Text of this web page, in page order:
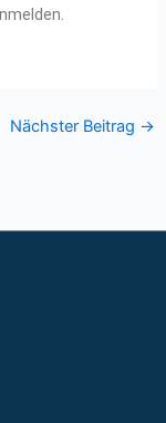
Nächster Beitrag →